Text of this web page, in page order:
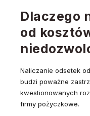
Dlaczego
od
Naliczanie odsetek
budzi poważne
kwestionowanych
firmy pożyczkowe.